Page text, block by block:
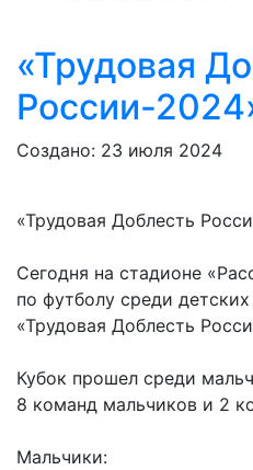
«Трудовая
России-
Создано: 23 июля 2024
«Трудовая Доблесть
Сегодня на стадионе
по футболу среди
«Трудовая Доблесть
Кубок прошел среди
8 команд мальчиков и 2
Мальчики: